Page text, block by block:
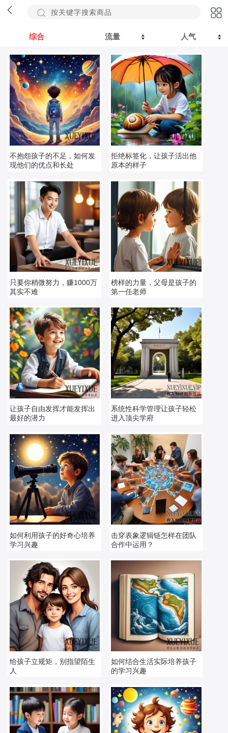
综合 流量 人气
不抱怨孩子的不足，如何发
现他们的优点和长处
拒绝标签化，让孩子活出他
原本的样子
只要你稍微努力，赚1000万
其实不难
榜样的力量，父母是孩子的
第一任老师
让孩子自由发挥才能发挥出
最好的潜力
系统性科学管理让孩子轻松
进入顶尖学府
如何利用孩子的好奇心培养
学习兴趣
击穿表象逻辑链怎样在团队
合作中运用？
给孩子立规矩，别指望陌生
人
如何结合生活实际培养孩子
的学习兴趣